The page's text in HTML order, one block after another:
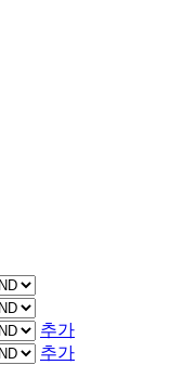
추가
추가